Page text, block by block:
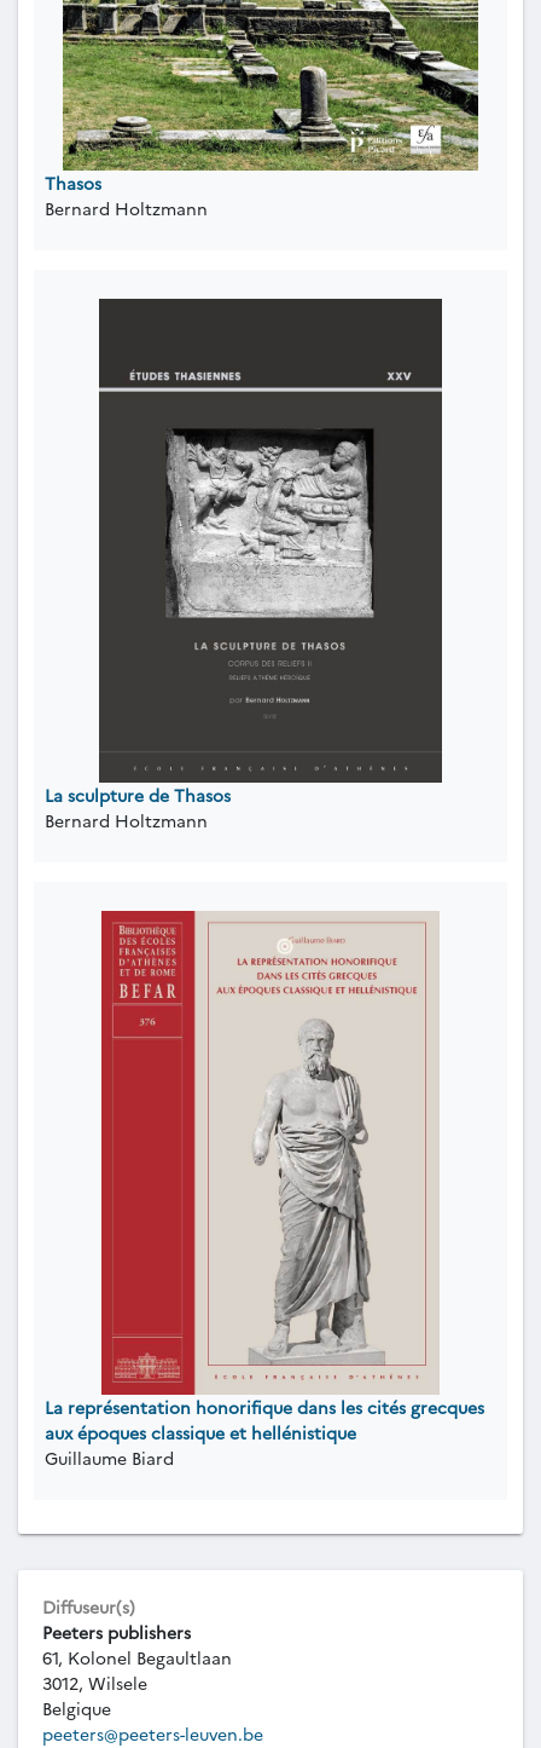
Thasos
Bernard Holtzmann
La sculpture de Thasos
Bernard Holtzmann
La représentation honorifique dans les cités grecques
aux époques classique et hellénistique
Guillaume Biard
Diffuseur(s)
Peeters publishers
61, Kolonel Begaultlaan
3012, Wilsele
Belgique
peeters@peeters-leuven.be